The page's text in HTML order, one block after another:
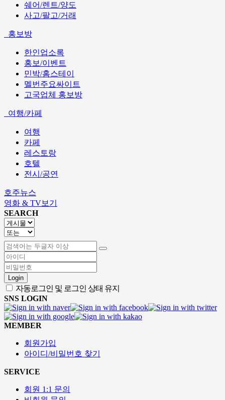
쉐어/렌트/양도
사고/팔고/거래
홍보방
한인업소록
홍보/이벤트
민박/홈스테이
멜번주요싸이트
고국업체 홍보방
여행/카페
여행
카페
레스토랑
호텔
전시/공연
호주뉴스
영화 & TV보기
SEARCH
Login
자동로그인 및 로그인 상태 유지
SNS LOGIN
MEMBER
회원가입
아이디/비밀번호 찾기
SERVICE
회원 1:1 문의